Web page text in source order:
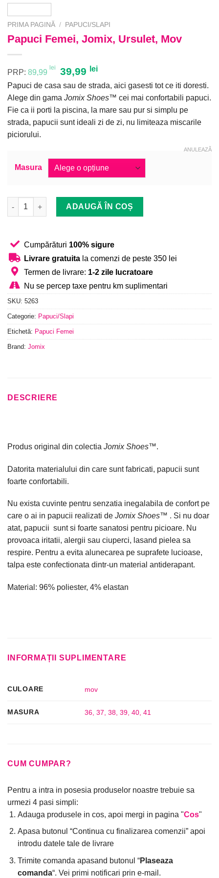
PRIMA PAGINĂ / PAPUCI/SLAPI
Papuci Femei, Jomix, Ursulet, Mov
PRP: 89,99
lei
Prețul
fost:
89,99 lei.
39,99 leiPrețul
curent
este:
Papuci de casa sau de strada, aici gasesti tot ce iti doresti.
Alege din gama Jomix Shoes™ cei mai confortabili papuci.
Fie ca ii porti la piscina, la mare sau pur si simplu pe
strada, papucii sunt ideali zi de zi, nu limiteaza miscarile
piciorului.
Masura
ANULEAZĂ
Cantitate Papuci Femei, Jomix, Ursulet, Mov
ADAUGĂ ÎN COȘ
Cumpărături 100% sigure
Livrare gratuita la comenzi de peste 350 lei
Termen de livrare: 1-2 zile lucratoare
Nu se percep taxe pentru km suplimentari
SKU: 5263
Categorie: Papuci/Slapi
Etichetă: Papuci Femei
Brand: Jomix
DESCRIERE
Produs original din colectia Jomix Shoes™.
Datorita materialului din care sunt fabricati, papucii sunt
foarte confortabili.
Nu exista cuvinte pentru senzatia inegalabila de confort pe
care o ai in papucii realizati de Jomix Shoes™ . Si nu doar
atat, papucii sunt si foarte sanatosi pentru picioare. Nu
provoaca iritatii, alergii sau ciuperci, lasand pielea sa
respire. Pentru a evita alunecarea pe suprafete lucioase,
talpa este confectionata dintr-un material antiderapant.
Material: 96% poliester, 4% elastan
INFORMAȚII SUPLIMENTARE
CULOARE mov
MASURA 36 ,37 ,38 ,39 ,40 ,41
CUM CUMPAR?
Pentru a intra in posesia produselor noastre trebuie sa
urmezi 4 pasi simpli:
Adauga produsele in cos, apoi mergi in pagina "Cos"
Apasa butonul “Continua cu finalizarea comenzii” apoi
introdu datele tale de livrare
Trimite comanda apasand butonul “Plaseaza
comanda“. Vei primi notificari prin e-mail.